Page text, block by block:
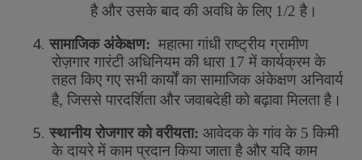
है और उसके बाद की अवधि के लिए 1/2 है।
4. सामाजिक अंकेक्षण: महात्मा गांधी राष्ट्रीय ग्रामीण
रोज़गार गारंटी अधिनियम की धारा 17 में कार्यक्रम के
तहत किए गए सभी कार्यों का सामाजिक अंकेक्षण अनिवार्य
है, जिससे पारदर्शिता और जवाबदेही को बढ़ावा मिलता है।
5. स्थानीय रोजगार को वरीयता: आवेदक के गांव के 5 किमी
के दायरे में काम प्रदान किया जाता है और यदि काम